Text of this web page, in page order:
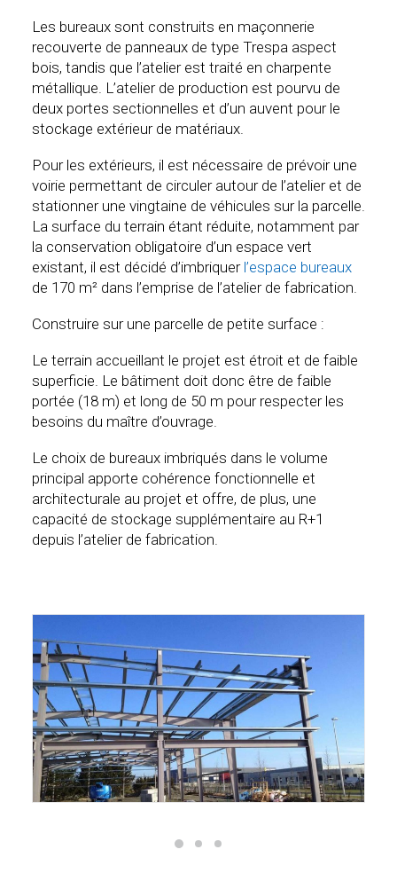
Les bureaux sont construits en maçonnerie
recouverte de panneaux de type Trespa aspect
bois, tandis que l’atelier est traité en charpente
métallique. L’atelier de production est pourvu de
deux portes sectionnelles et d’un auvent pour le
stockage extérieur de matériaux.
Pour les extérieurs, il est nécessaire de prévoir une
voirie permettant de circuler autour de l’atelier et de
stationner une vingtaine de véhicules sur la parcelle.
La surface du terrain étant réduite, notamment par
la conservation obligatoire d’un espace vert
existant, il est décidé d’imbriquer l’espace bureaux
de 170 m² dans l’emprise de l’atelier de fabrication.
Construire sur une parcelle de petite surface :
Le terrain accueillant le projet est étroit et de faible
superficie. Le bâtiment doit donc être de faible
portée (18 m) et long de 50 m pour respecter les
besoins du maître d’ouvrage.
Le choix de bureaux imbriqués dans le volume
principal apporte cohérence fonctionnelle et
architecturale au projet et offre, de plus, une
capacité de stockage supplémentaire au R+1
depuis l’atelier de fabrication.